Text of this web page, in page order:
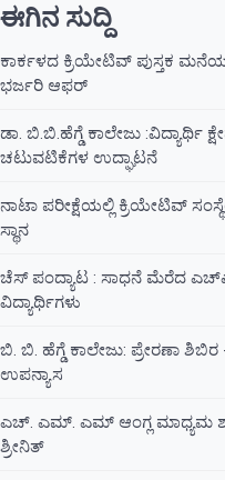
ಈಗಿನ ಸುದ್ದಿ
ಕಾರ್ಕಳದ ಕ್ರಿಯೇಟಿವ್ ಪುಸ್ತಕ
ಭರ್ಜರಿ ಆಫರ್
ಡಾ. ಬಿ.ಬಿ.ಹೆಗ್ಡೆ ಕಾಲೇಜು
ಚಟುವಟಿಕೆಗಳ ಉದ್ಘಾಟನೆ
ನಾಟಾ ಪರೀಕ್ಷೆಯಲ್ಲಿ ಕ್ರಿಯೇಟಿವ್
ಸ್ಥಾನ
ಚೆಸ್ ಪಂದ್ಯಾಟ : ಸಾಧನೆ ಮೆರೆದ
ವಿದ್ಯಾರ್ಥಿಗಳು
ಬಿ. ಬಿ. ಹೆಗ್ಡೆ ಕಾಲೇಜು: ಪ್ರೇರಣಾ
ಉಪನ್ಯಾಸ
ಎಚ್. ಎಮ್. ಎಮ್ ಆಂಗ್ಲ ಮಾಧ್ಯಮ
ಶ್ರೀನಿತ್